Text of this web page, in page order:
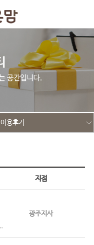
이용후기
지점
광주지사